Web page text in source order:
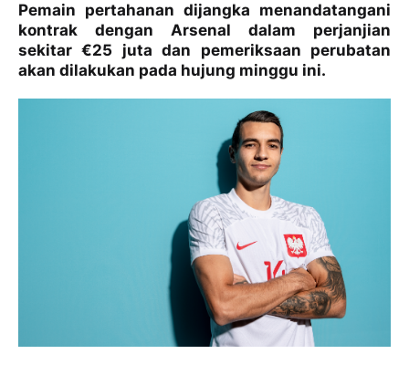
Pemain pertahanan dijangka menandatangani
kontrak dengan Arsenal dalam perjanjian
sekitar €25 juta dan pemeriksaan perubatan
akan dilakukan pada hujung minggu ini.